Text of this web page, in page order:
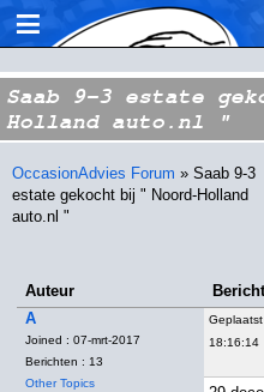
≡
Saab 9-3 estate
Holland auto.nl "
OccasionAdvies Forum » Saab 9-3
estate gekocht bij " Noord-Holland
auto.nl "
Auteur
Bericht
A
Joined : 07-mrt-2017
Berichten : 13
Other Topics
18:16:14